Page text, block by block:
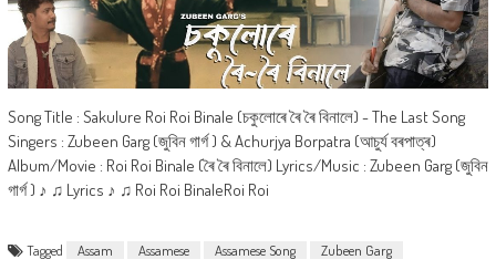
Song Title : Sakulure Roi Roi Binale (চকুলোৰে ৰৈ ৰৈ বিনালে) - The Last Song
Singers : Zubeen Garg (জুবিন গাৰ্গ ) & Achurjya Borpatra (আচুৰ্য বৰপাত্ৰ)
Album/Movie : Roi Roi Binale (ৰৈ ৰৈ বিনালে) Lyrics/Music : Zubeen Garg (জুবিন
গাৰ্গ ) ♪ ♫ Lyrics ♪ ♫ Roi Roi BinaleRoi Roi
Tagged Assam Assamese Assamese Song Zubeen Garg